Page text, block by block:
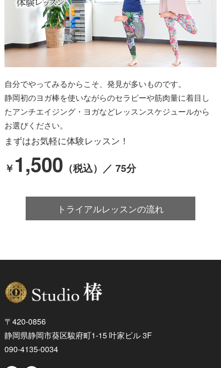
自分でやってみるからこそ、発見が多いものです。
静岡初のヨガ棒を使いながらのセラピーや筋肉量に着目し
たアンチエイジング・ヨガなどレッスンスケジュールから
お選びください。
まずはお気軽に体験レッスン！
￥1,500 （税込）／ 75分
トライアルレッスンの流れ
〒420-0856
静岡県静岡市葵区駿府町1-15 叶家ビル 3F
090-4135-0034